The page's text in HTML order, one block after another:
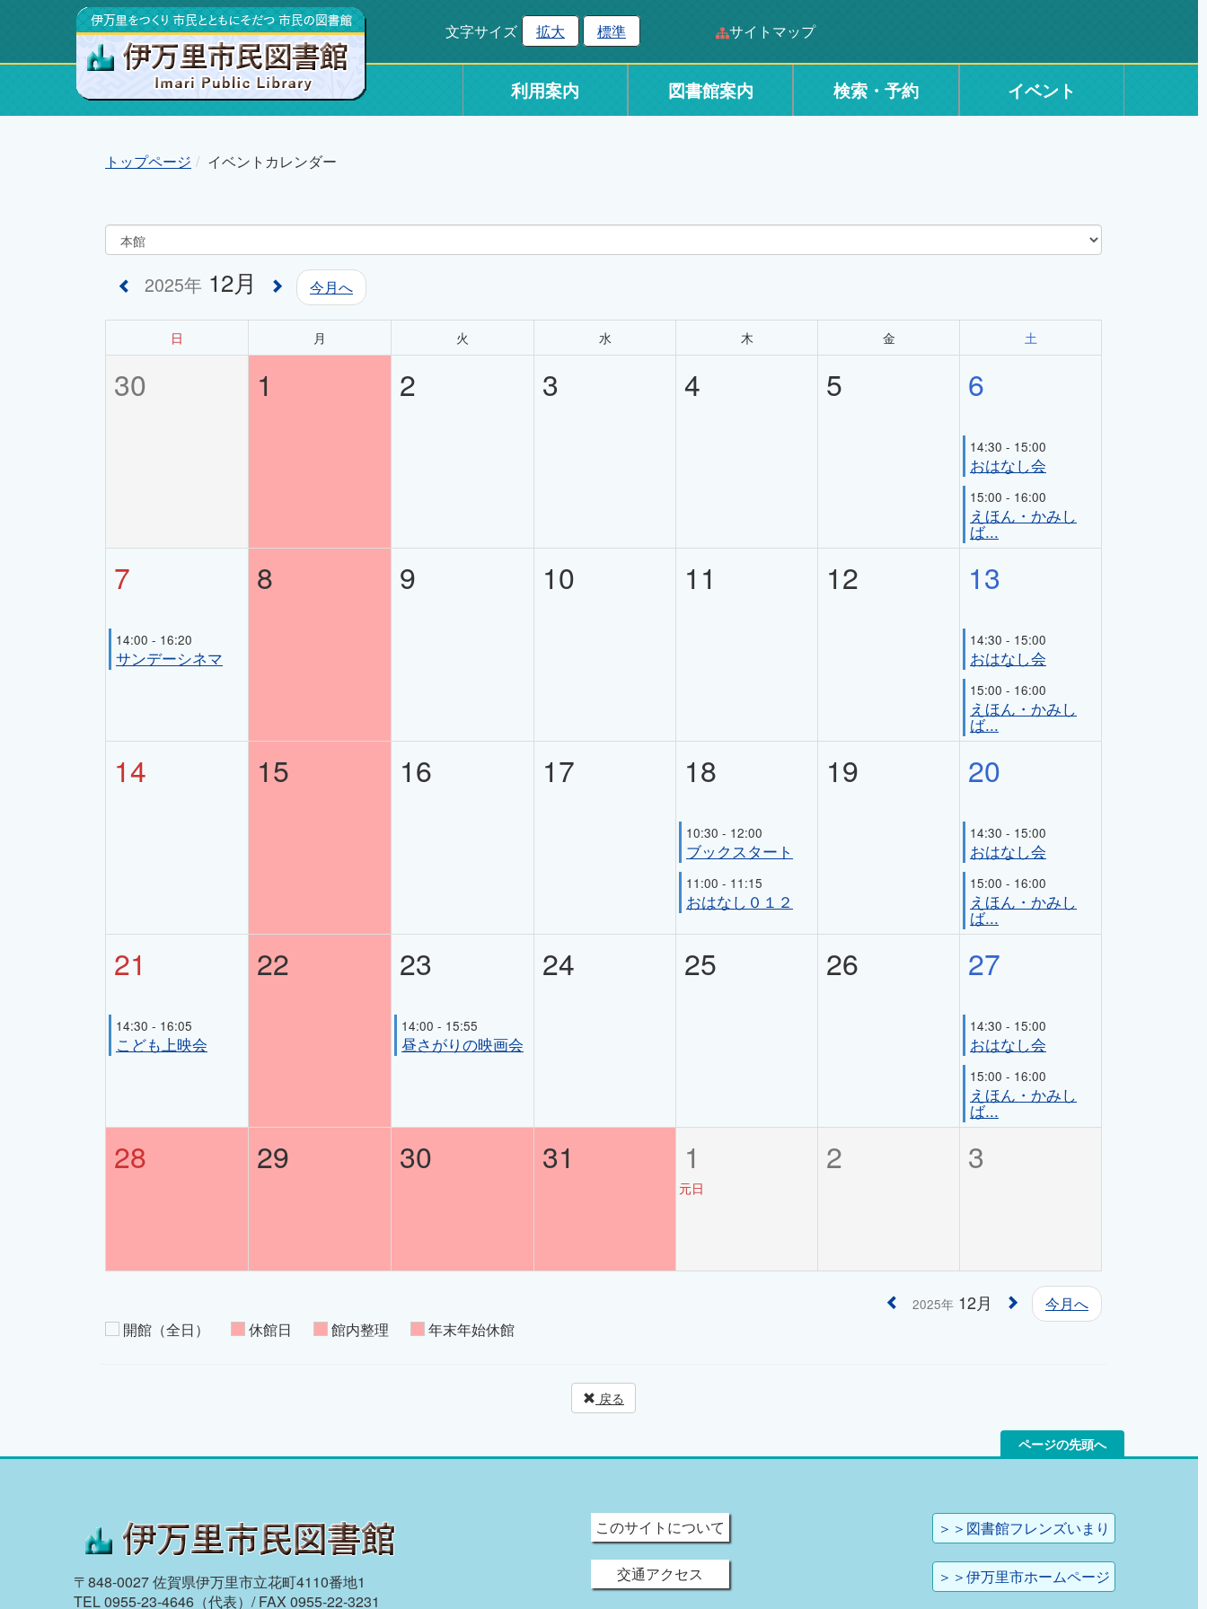
文字サイズ 拡大 標準 サイトマップ
利用案内 図書館案内 検索・予約 イベント
トップページ イベントカレンダー
2025年 12月 今月へ
日 月 火 水 木 金 土
30 1 2 3 4 5 6
14:30 - 15:00
おはなし会
15:00 - 16:00
えほん・かみし
ば...
7
14:00 - 16:20
サンデーシネマ
8 9 10 11 12 13
14:30 - 15:00
おはなし会
15:00 - 16:00
えほん・かみし
ば...
14 15 16 17 18
10:30 - 12:00
ブックスタート
11:00 - 11:15
おはなし０１２
19 20
14:30 - 15:00
おはなし会
15:00 - 16:00
えほん・かみし
ば...
21
14:30 - 16:05
こども上映会
22 23
14:00 - 15:55
昼さがりの映画会
24 25 26 27
14:30 - 15:00
おはなし会
15:00 - 16:00
えほん・かみし
ば...
28 29 30 31 1
元日
2 3
2025年 12月
今月へ
開館（全日）
休館日 館内整理 年末年始休館
戻る
ページの先頭へ
〒848-0027 佐賀県伊万里市立花町4110番地1
TEL 0955-23-4646（代表）/ FAX 0955-22-3231
このサイトについて
交通アクセス
＞＞図書館フレンズいまり
＞＞伊万里市ホームページ